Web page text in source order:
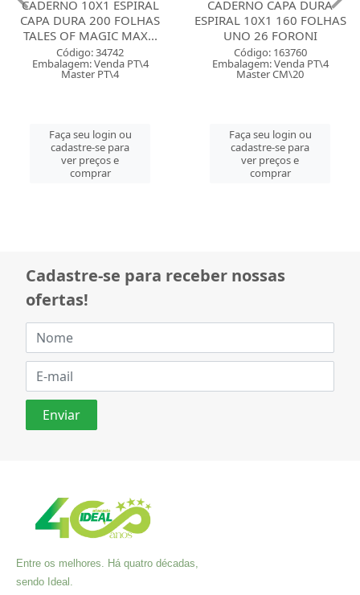
CADERNO 10X1 ESPIRAL
CAPA DURA 200 FOLHAS
TALES OF MAGIC MAX...
Código: 34742
Embalagem: Venda PT\4
Master PT\4
Faça seu login ou
cadastre-se para
ver preços e
comprar
CADERNO CAPA DURA
ESPIRAL 10X1 160 FOLHAS
UNO 26 FORONI
Código: 163760
Embalagem: Venda PT\4
Master CM\20
Faça seu login ou
cadastre-se para
ver preços e
comprar
Cadastre-se para receber nossas
ofertas!
Entre os melhores. Há quatro décadas,
sendo Ideal.